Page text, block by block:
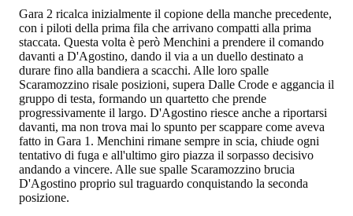
Gara 2 ricalca inizialmente il copione della manche precedente,
con i piloti della prima fila che arrivano compatti alla prima
staccata. Questa volta è però Menchini a prendere il comando
davanti a D'Agostino, dando il via a un duello destinato a
durare fino alla bandiera a scacchi. Alle loro spalle
Scaramozzino risale posizioni, supera Dalle Crode e aggancia il
gruppo di testa, formando un quartetto che prende
progressivamente il largo. D'Agostino riesce anche a riportarsi
davanti, ma non trova mai lo spunto per scappare come aveva
fatto in Gara 1. Menchini rimane sempre in scia, chiude ogni
tentativo di fuga e all'ultimo giro piazza il sorpasso decisivo
andando a vincere. Alle sue spalle Scaramozzino brucia
D'Agostino proprio sul traguardo conquistando la seconda
posizione.